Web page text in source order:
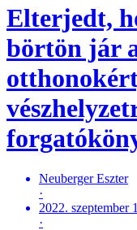
Elterjedt,
börtön jár
Neuberger Eszter
·
2022. szeptember
·